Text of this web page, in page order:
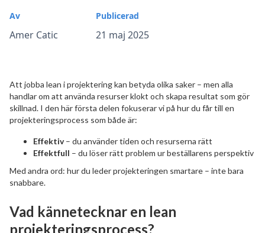
Av
Amer Catic
Publicerad
21 maj 2025
Att jobba lean i projektering kan betyda olika saker – men alla
handlar om att använda resurser klokt och skapa resultat som gör
skillnad. I den här första delen fokuserar vi på hur du får till en
projekteringsprocess som både är:
Effektiv– du använder tiden och resurserna rätt
Effektfull – du löser rätt problem ur beställarens perspektiv
Med andra ord: hur du leder projekteringen smartare – inte bara
snabbare.
Vad kännetecknar en lean
projekteringsprocess?